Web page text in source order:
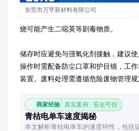
东莞市万亨新材料有限公司
烧可能产生二噁英等剧毒物质。
储存时应避免与强氧化剂接触，建议使
操作时需配备防尘口罩和护目镜，工
装置。废料处理需遵循危险废物管理规
商家经验 真实案例 · 安全可信
青桔电单车速度揭秘
本文解析青桔电单车的速度特性，包括